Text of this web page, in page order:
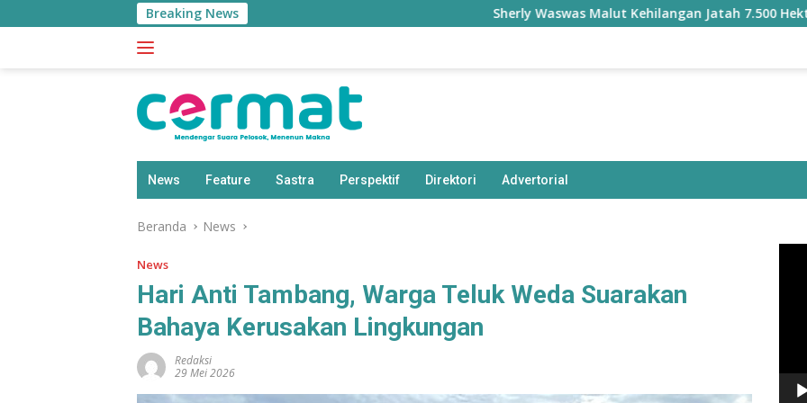
ke
Breaking News Sherly Waswas Malut Kehilangan Jatah 7.500 Hektare Sawah
News Feature Sastra Perspektif Direktori Advertorial
Beranda News
News
Hari Anti Tambang, Warga Teluk Weda Suarakan
Bahaya Kerusakan Lingkungan
Redaksi
29 Mei 2026